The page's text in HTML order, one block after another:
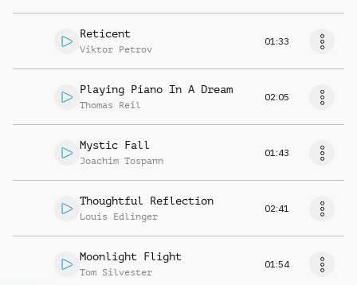
Reticent
Viktor Petrov
01:33
Playing Piano In A Dream
Thomas Reil
02:05
Mystic Fall
Joachim Tospann
01:43
Thoughtful Reflection
Louis Edlinger
02:41
Moonlight Flight
Tom Silvester
01:54